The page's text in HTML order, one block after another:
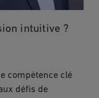
intuitive ?
compétence clé
défis de